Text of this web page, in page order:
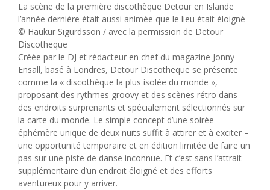
La scène de la première discothèque Detour en Islande
l’année dernière était aussi animée que le lieu était éloigné
© Haukur Sigurdsson / avec la permission de Detour
Discotheque
Créée par le DJ et rédacteur en chef du magazine Jonny
Ensall, basé à Londres, Detour Discotheque se présente
comme la « discothèque la plus isolée du monde »,
proposant des rythmes groovy et des scènes rétro dans
des endroits surprenants et spécialement sélectionnés sur
la carte du monde. Le simple concept d’une soirée
éphémère unique de deux nuits suffit à attirer et à exciter –
une opportunité temporaire et en édition limitée de faire un
pas sur une piste de danse inconnue. Et c’est sans l’attrait
supplémentaire d’un endroit éloigné et des efforts
aventureux pour y arriver.